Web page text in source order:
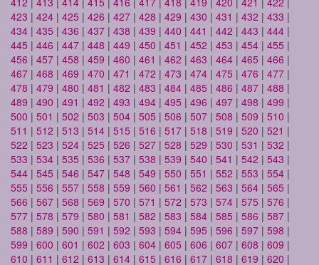
423 | 424 | 425 | 426 | 427 | 428 | 429 | 430 | 431 | 432 | 433 |
434 | 435 | 436 | 437 | 438 | 439 | 440 | 441 | 442 | 443 | 444 |
445 | 446 | 447 | 448 | 449 | 450 | 451 | 452 | 453 | 454 | 455 |
456 | 457 | 458 | 459 | 460 | 461 | 462 | 463 | 464 | 465 | 466 |
467 | 468 | 469 | 470 | 471 | 472 | 473 | 474 | 475 | 476 | 477 |
478 | 479 | 480 | 481 | 482 | 483 | 484 | 485 | 486 | 487 | 488 |
489 | 490 | 491 | 492 | 493 | 494 | 495 | 496 | 497 | 498 | 499 |
500 | 501 | 502 | 503 | 504 | 505 | 506 | 507 | 508 | 509 | 510 |
511 | 512 | 513 | 514 | 515 | 516 | 517 | 518 | 519 | 520 | 521 |
522 | 523 | 524 | 525 | 526 | 527 | 528 | 529 | 530 | 531 | 532 |
533 | 534 | 535 | 536 | 537 | 538 | 539 | 540 | 541 | 542 | 543 |
544 | 545 | 546 | 547 | 548 | 549 | 550 | 551 | 552 | 553 | 554 |
555 | 556 | 557 | 558 | 559 | 560 | 561 | 562 | 563 | 564 | 565 |
566 | 567 | 568 | 569 | 570 | 571 | 572 | 573 | 574 | 575 | 576 |
577 | 578 | 579 | 580 | 581 | 582 | 583 | 584 | 585 | 586 | 587 |
588 | 589 | 590 | 591 | 592 | 593 | 594 | 595 | 596 | 597 | 598 |
599 | 600 | 601 | 602 | 603 | 604 | 605 | 606 | 607 | 608 | 609 |
610 | 611 | 612 | 613 | 614 | 615 | 616 | 617 | 618 | 619 | 620 |